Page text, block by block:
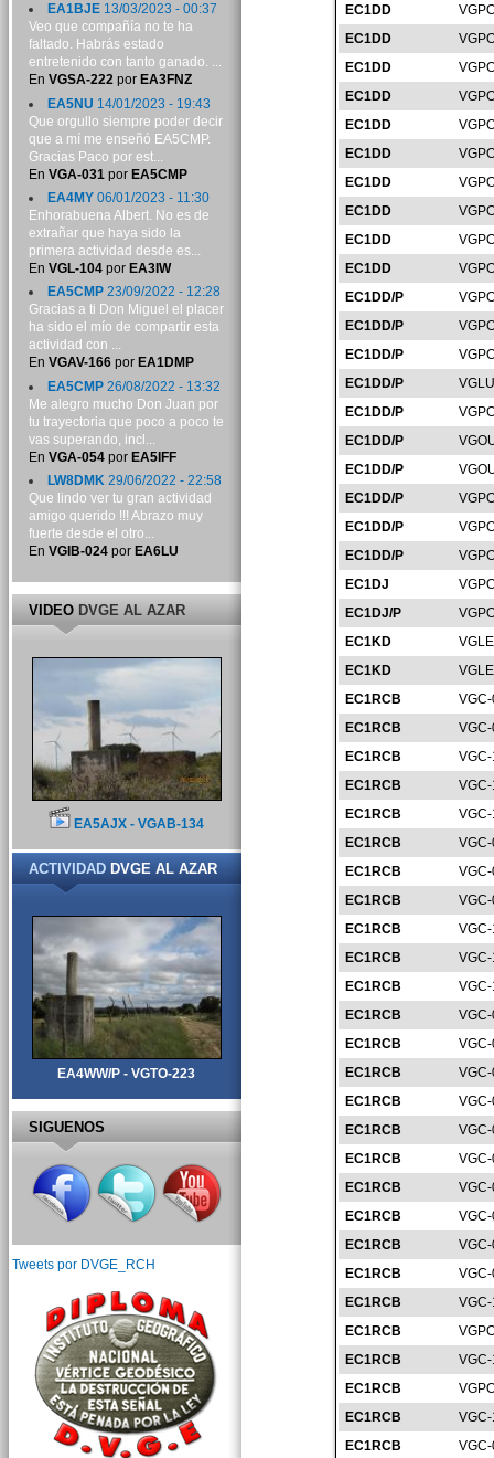
EC1DD
EC1DD
EC1DD
EC1DD
EC1DD
EC1DD
EC1DD
EC1DD
EC1DD
EC1DD
EC1DD/P
EC1DD/P
EC1DD/P
EC1DD/P
EC1DD/P
EC1DD/P
EC1DD/P
EC1DD/P
EC1DD/P
EC1DD/P
EC1DJ
EC1DJ/P
EC1KD
EC1KD
EC1RCB
EC1RCB
EC1RCB
EC1RCB
EC1RCB
EC1RCB
EC1RCB
EC1RCB
EC1RCB
EC1RCB
EC1RCB
EC1RCB
EC1RCB
EC1RCB
EC1RCB
EC1RCB
EC1RCB
EC1RCB
EC1RCB
EC1RCB
EC1RCB
EC1RCB
EC1RCB
EC1RCB
EC1RCB
EC1RCB
EC1RCB
EA1BJE13/03/2023 - 00:37
Veo que compañía no te ha
faltado. Habrás estado
entretenido con tanto ganado. ...
En VGSA-222por EA3FNZ
EA5NU 14/01/2023 - 19:43
Que orgullo siempre poder decir
que a mí me enseñó EA5CMP.
Gracias Paco por est...
En VGA-031 por EA5CMP
EA4MY06/01/2023 - 11:30
Enhorabuena Albert. No es de
extrañar que haya sido la
primera actividad desde es...
En VGL-104por EA3IW
EA5CMP23/09/2022 - 12:28
Gracias a ti Don Miguel el placer
ha sido el mío de compartir esta
actividad con ...
En VGAV-166por EA1DMP
EA5CMP26/08/2022 - 13:32
Me alegro mucho Don Juan por
tu trayectoria que poco a poco te
vas superando, incl...
En VGA-054por EA5IFF
LW8DMK29/06/2022 - 22:58
Que lindo ver tu gran actividad
amigo querido !!! Abrazo muy
fuerte desde el otro...
En VGIB-024por EA6LU
VIDEODVGE AL AZAR
EA5AJX - VGAB-134
ACTIVIDADDVGE AL AZAR
EA4WW/P - VGTO-223
SIGUENOS
Tweets por DVGE_RCH